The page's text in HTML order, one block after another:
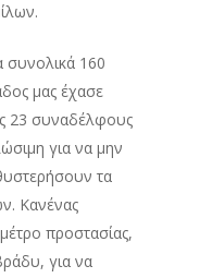
συνολικά 160
μας έχασε
23 συναδέλφους
για να μην
τα
Κανένας
προστασίας,
για να